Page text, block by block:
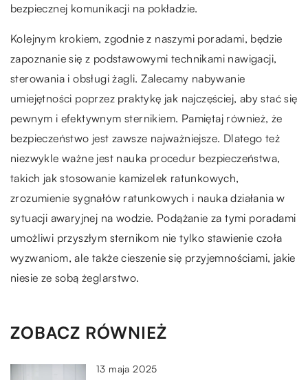
bezpiecznej komunikacji na pokładzie.
Kolejnym krokiem, zgodnie z naszymi poradami, będzie
zapoznanie się z podstawowymi technikami nawigacji,
sterowania i obsługi żagli. Zalecamy nabywanie
umiejętności poprzez praktykę jak najczęściej, aby stać się
pewnym i efektywnym sternikiem. Pamiętaj również, że
bezpieczeństwo jest zawsze najważniejsze. Dlatego też
niezwykle ważne jest nauka procedur bezpieczeństwa,
takich jak stosowanie kamizelek ratunkowych,
zrozumienie sygnałów ratunkowych i nauka działania w
sytuacji awaryjnej na wodzie. Podążanie za tymi poradami
umożliwi przyszłym sternikom nie tylko stawienie czoła
wyzwaniom, ale także cieszenie się przyjemnościami, jakie
niesie ze sobą żeglarstwo.
ZOBACZ RÓWNIEŻ
13 maja 2025